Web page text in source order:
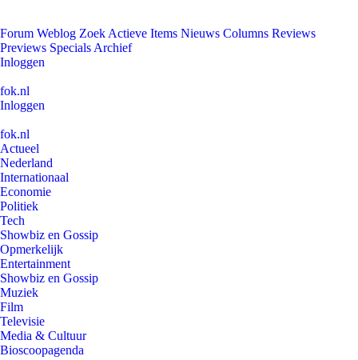
Forum Weblog Zoek Actieve Items Nieuws Columns Reviews
Previews Specials Archief
Inloggen
fok.nl
Inloggen
fok.nl
Actueel
Nederland
Internationaal
Economie
Politiek
Tech
Showbiz en Gossip
Opmerkelijk
Entertainment
Showbiz en Gossip
Muziek
Film
Televisie
Media & Cultuur
Bioscoopagenda